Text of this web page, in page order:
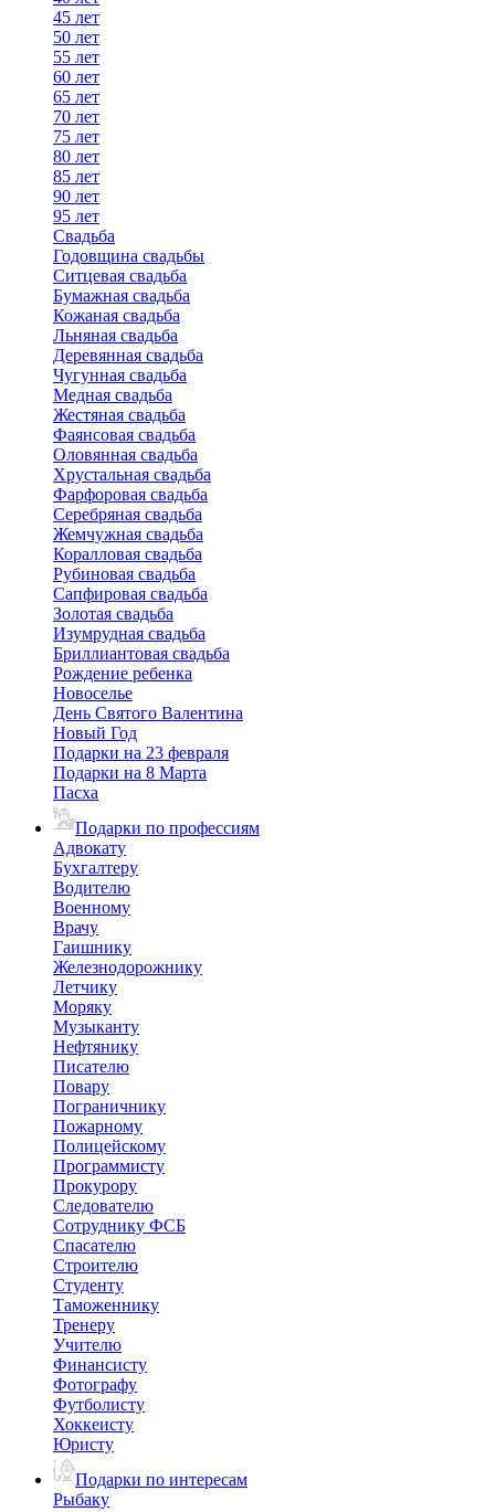
45 лет
50 лет
55 лет
60 лет
65 лет
70 лет
75 лет
80 лет
85 лет
90 лет
95 лет
Свадьба
Годовщина свадьбы
Ситцевая свадьба
Бумажная свадьба
Кожаная свадьба
Льняная свадьба
Деревянная свадьба
Чугунная свадьба
Медная свадьба
Жестяная свадьба
Фаянсовая свадьба
Оловянная свадьба
Хрустальная свадьба
Фарфоровая свадьба
Серебряная свадьба
Жемчужная свадьба
Коралловая свадьба
Рубиновая свадьба
Сапфировая свадьба
Золотая свадьба
Изумрудная свадьба
Бриллиантовая свадьба
Рождение ребенка
Новоселье
День Святого Валентина
Новый Год
Подарки на 23 февраля
Подарки на 8 Марта
Пасха
Подарки по профессиям
Адвокату
Бухгалтеру
Водителю
Военному
Врачу
Гаишнику
Железнодорожнику
Летчику
Моряку
Музыканту
Нефтянику
Писателю
Повару
Пограничнику
Пожарному
Полицейскому
Программисту
Прокурору
Следователю
Сотруднику ФСБ
Спасателю
Строителю
Студенту
Таможеннику
Тренеру
Учителю
Финансисту
Фотографу
Футболисту
Хоккеисту
Юристу
Подарки по интересам
Рыбаку